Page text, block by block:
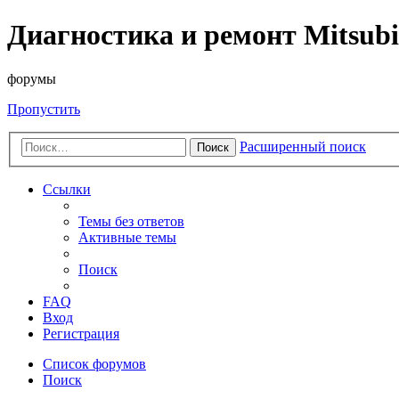
Диагностика и ремонт
форумы
Пропустить
Поиск Расширенный поиск
Ссылки
Темы без ответов
Активные темы
Поиск
FAQ
Вход
Регистрация
Список форумов
Поиск